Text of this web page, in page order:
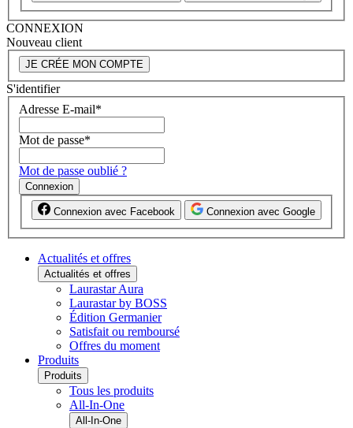
CONNEXION
Nouveau client
JE CRÉE MON COMPTE
S'identifier
Adresse E-mail*
Mot de passe*
Mot de passe oublié ?
Connexion
Connexion avec Facebook Connexion avec Google
Actualités et offres
Actualités et offres
Laurastar Aura
Laurastar by BOSS
Édition Germanier
Satisfait ou remboursé
Offres du moment
Produits
Produits
Tous les produits
All-In-One
All-In-One